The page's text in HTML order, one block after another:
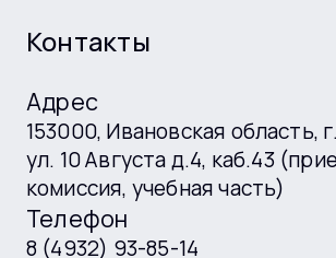
Контакты
Адрес
153000, Ивановская область,
ул. 10 Августа д.4, каб.43
комиссия, учебная часть)
Телефон
8 (4932) 93-85-14